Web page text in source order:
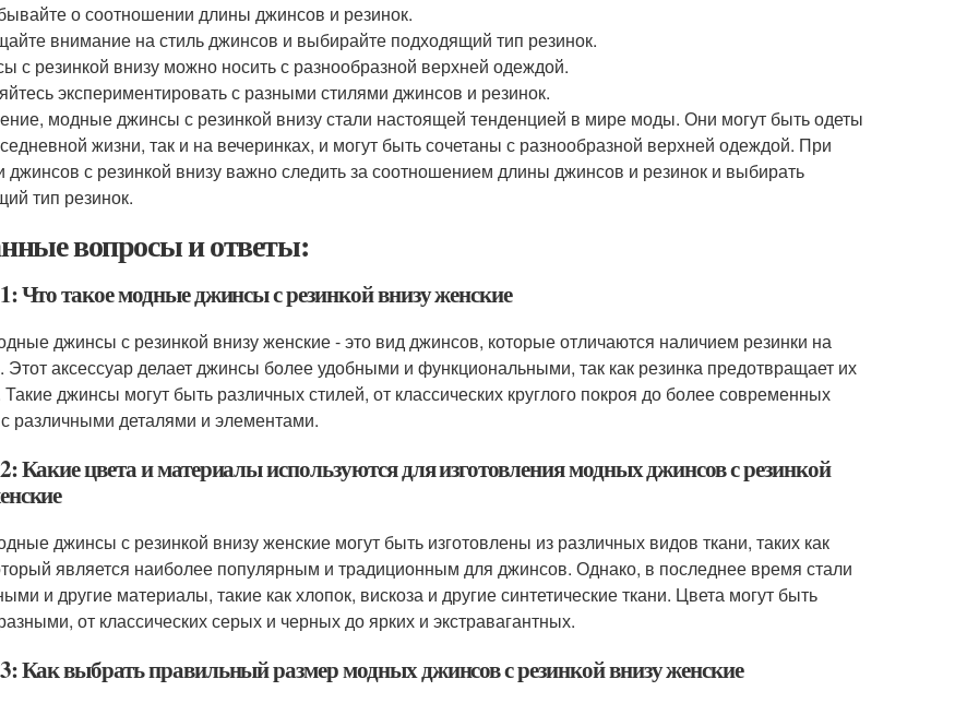
о соотношении длины джинсов и резинок.
внимание на стиль джинсов и выбирайте подходящий тип резинок.
с резинкой внизу можно носить с разнообразной верхней одеждой.
экспериментировать с разными стилями джинсов и резинок.
модные джинсы с резинкой внизу стали настоящей тенденцией в мире моды. Они могут быть одеты
жизни, так и на вечеринках, и могут быть сочетаны с разнообразной верхней одеждой. При
джинсов с резинкой внизу важно следить за соотношением длины джинсов и резинок и выбирать
тип резинок.
вопросы и ответы:
Что такое модные джинсы с резинкой внизу женские
джинсы с резинкой внизу женские - это вид джинсов, которые отличаются наличием резинки на
аксессуар делает джинсы более удобными и функциональными, так как резинка предотвращает их
Такие джинсы могут быть различных стилей, от классических круглого покроя до более современных
различными деталями и элементами.
Какие цвета и материалы используются для изготовления модных джинсов с резинкой
джинсы с резинкой внизу женские могут быть изготовлены из различных видов ткани, таких как
является наиболее популярным и традиционным для джинсов. Однако, в последнее время стали
и другие материалы, такие как хлопок, вискоза и другие синтетические ткани. Цвета могут быть
от классических серых и черных до ярких и экстравагантных.
Как выбрать правильный размер модных джинсов с резинкой внизу женские